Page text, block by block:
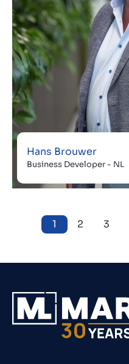
Hans Brouwer
Business Developer - NL
1 2 3